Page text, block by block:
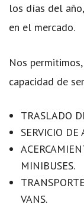
los días del
en el mercado.
Nos
capacidad de
TRASLADO
SERVICIO DE
MINIBUSES.
VANS.